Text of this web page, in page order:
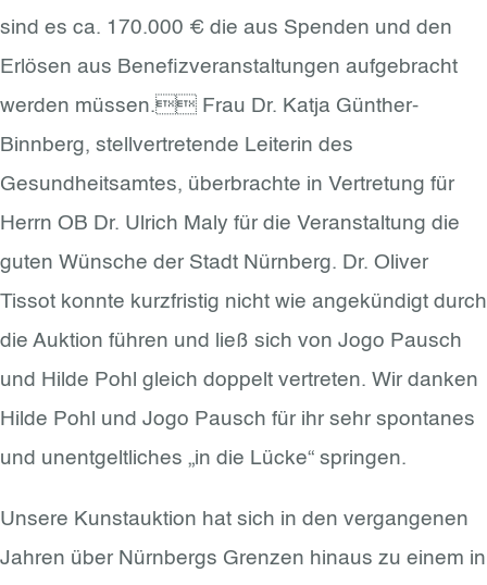
sind es ca. 170.000 € die aus Spenden und den
Erlösen aus Benefizveranstaltungen aufgebracht
werden müssen. Frau Dr. Katja Günther-
Binnberg, stellvertretende Leiterin des
Gesundheitsamtes, überbrachte in Vertretung für
Herrn OB Dr. Ulrich Maly für die Veranstaltung die
guten Wünsche der Stadt Nürnberg. Dr. Oliver
Tissot konnte kurzfristig nicht wie angekündigt durch
die Auktion führen und ließ sich von Jogo Pausch
und Hilde Pohl gleich doppelt vertreten. Wir danken
Hilde Pohl und Jogo Pausch für ihr sehr spontanes
und unentgeltliches „in die Lücke“ springen.
Unsere Kunstauktion hat sich in den vergangenen
Jahren über Nürnbergs Grenzen hinaus zu einem in